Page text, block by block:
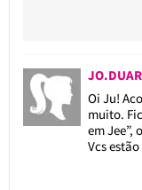
Oi Ju!
muito.
em Jee”,
Vcs